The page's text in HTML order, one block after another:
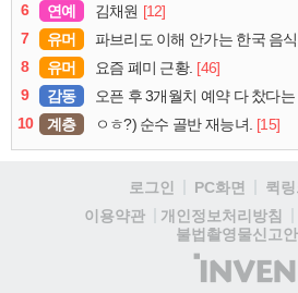
6
연예 김채원 [12]
7
유머 파브리도 이해 안가는 한국 음식
8
유머 요즘 폐미 근황. [46]
9
감동 오픈 후 3개월치 예약 다 찼다는
10
계층 ㅇㅎ?) 순수 골반 재능녀. [15]
로그인 PC화면 퀵링
이용약관
개인정보처리방침
불법촬영물신고안
(주)
인